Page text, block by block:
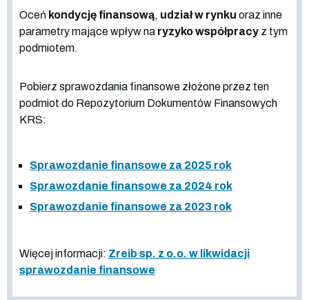
Oceń kondycję finansową, udział w rynku oraz inne
parametry mające wpływ na ryzyko współpracy z tym
podmiotem.
Pobierz sprawozdania finansowe złożone przez ten
podmiot do Repozytorium Dokumentów Finansowych
KRS:
Sprawozdanie finansowe za 2025 rok
Sprawozdanie finansowe za 2024 rok
Sprawozdanie finansowe za 2023 rok
Więcej informacji: Zreib sp. z o.o. w likwidacji
sprawozdanie finansowe